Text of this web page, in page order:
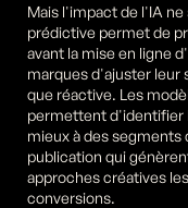
Mais l'impact de l'IA
prédictive permet de
avant la mise en ligne
marques d'ajuster leur
que réactive. Les
permettent d'identifier
mieux à des
publication qui
approches créatives
conversions.